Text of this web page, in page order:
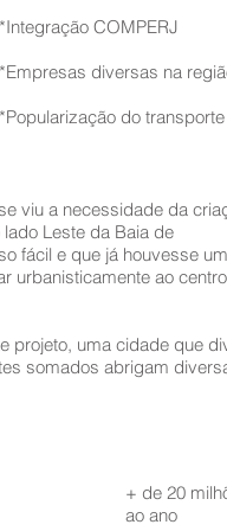
*Integração COMPERJ
*Empresas diversas na
*Popularização do
viu a necessidade da
Leste da Baia de
fácil e que já houvesse um
urbanisticamente ao
projeto, uma cidade que
somados abrigam
+ de 20
ao ano